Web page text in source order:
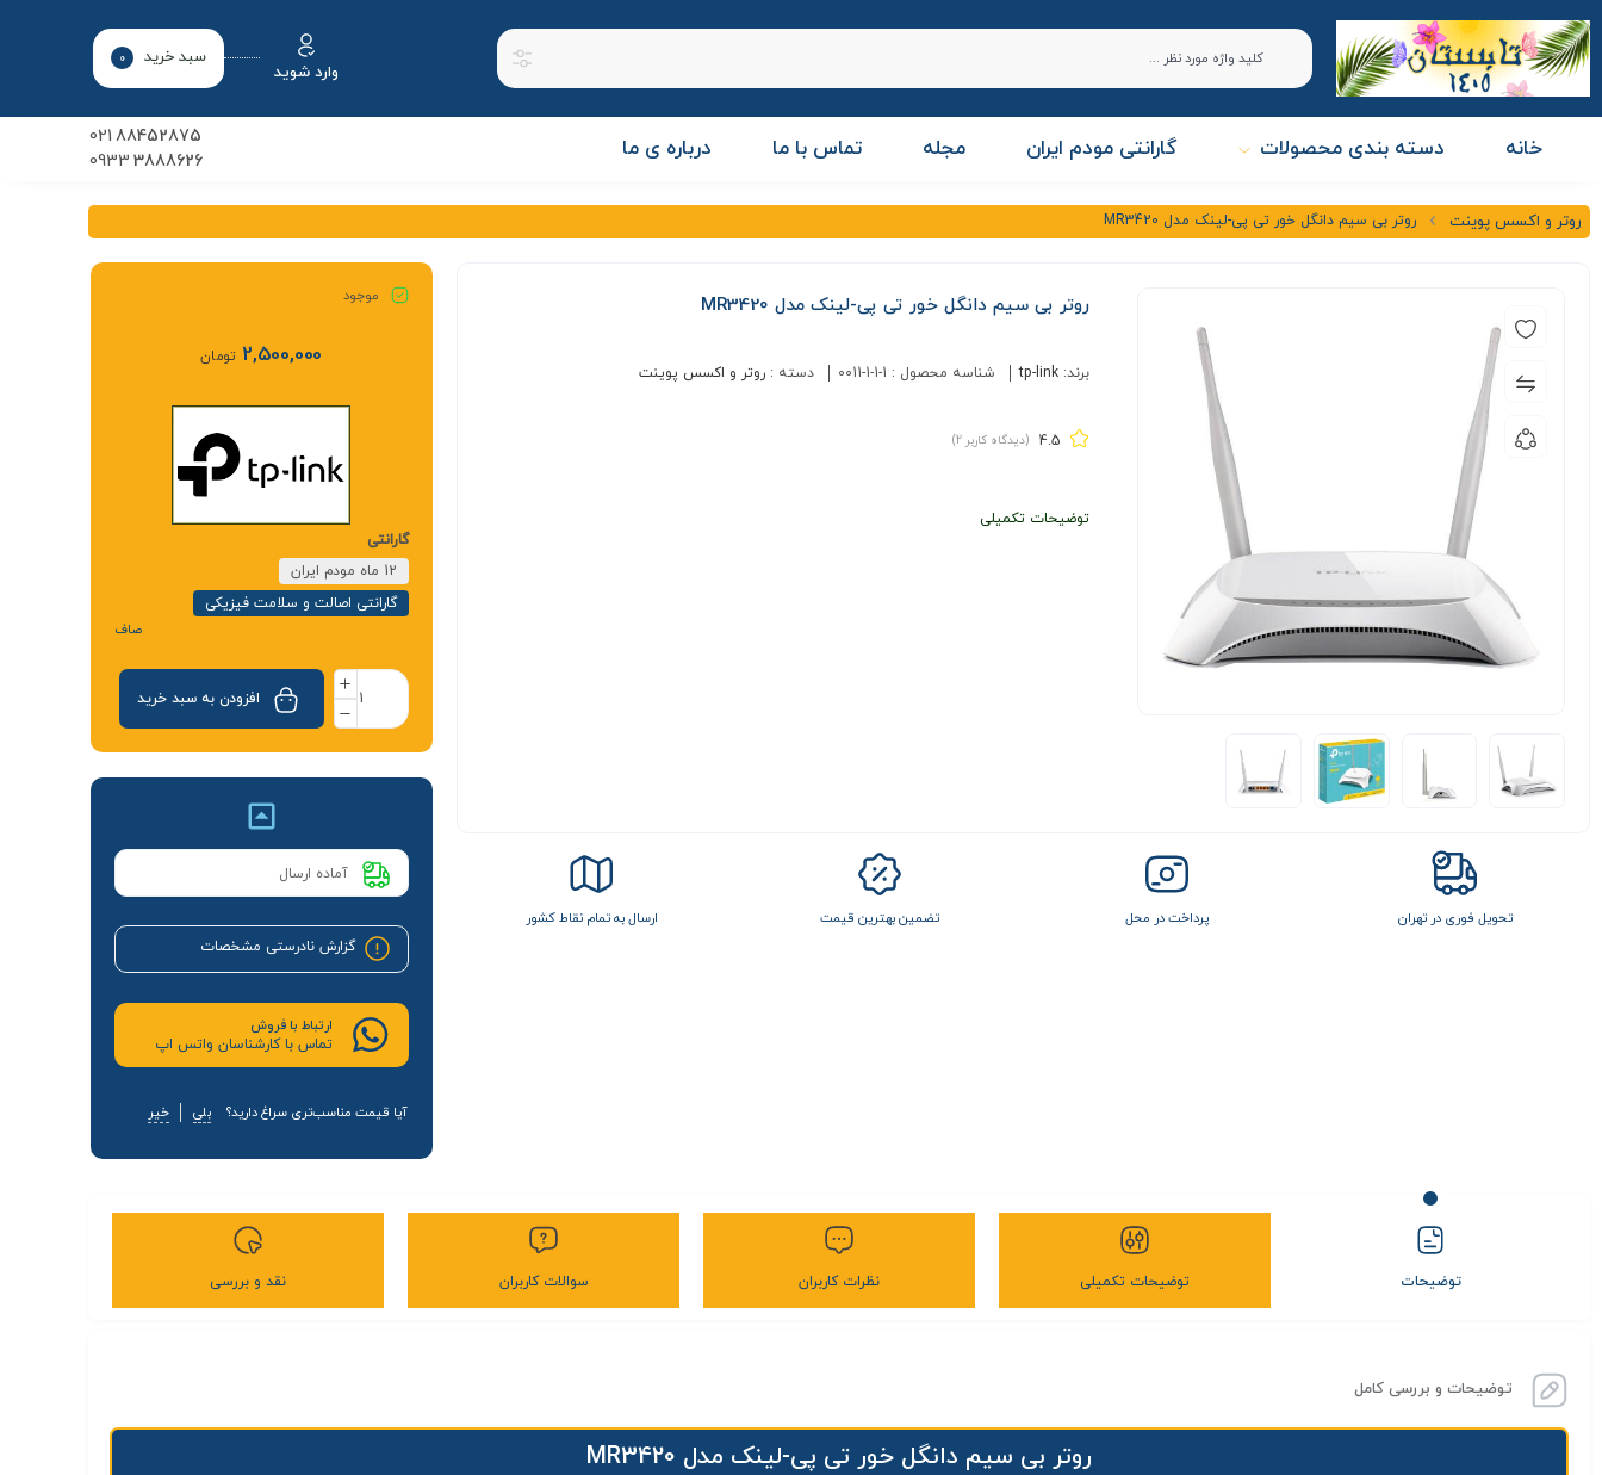
وارد شوید
سبد خرید 0
خانه دسته بندی محصولات گارانتی مودم ایران مجله تماس با ما درباره ی ما 88452875
021
3888626
0933
روتر و اکسس پوینت روتر بی سیم دانگل خور تی پی-لینک مدل MR3420
روتر بی سیم دانگل خور تی پی-لینک مدل MR3420
برند: tp-link شناسه محصول : 0011-1-1-1 دسته : روتر و اکسس پوینت
4.5 (دیدگاه کاربر 2
)
توضیحات تکمیلی
تحویل فوری در تهران پرداخت در محل تضمین بهترین قیمت ارسال به تمام نقاط کشور
موجود
2,500,000 تومان
گارانتی
12 ماه مودم ایران
گارانتی اصالت و سلامت فیزیکی
صاف
افزودن به سبد خرید
آماده ارسال
گزارش نادرستی مشخصات
ارتباط با فروش
تماس با کارشناسان واتس اپ
آیا قیمت مناسب‌تری سراغ دارید؟ بلی خیر
توضیحات توضیحات تکمیلی نظرات کاربران سوالات کاربران نقد و بررسی
توضیحات و بررسی کامل
روتر بی سیم دانگل خور تی پی-لینک مدل MR3420